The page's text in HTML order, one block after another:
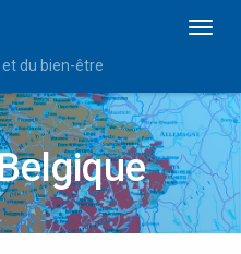
et du bien-être